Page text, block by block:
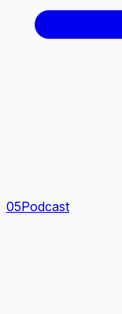
05Podcast